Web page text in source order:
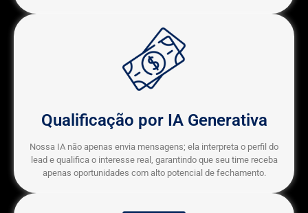
Qualificação por IA Generativa
Nossa IA não apenas envia mensagens; ela interpreta o perfil do
lead e qualifica o interesse real, garantindo que seu time receba
apenas oportunidades com alto potencial de fechamento.